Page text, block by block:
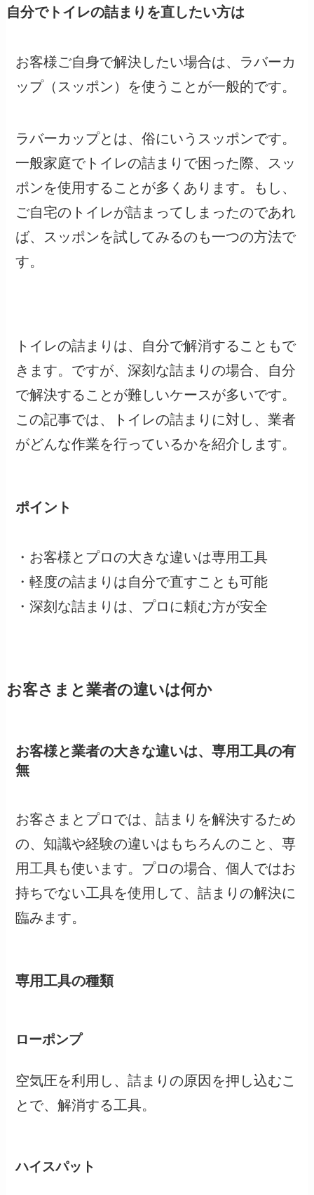
自分でトイレの詰まりを直したい方は
お客様ご自身で解決したい場合は、ラバーカ
ップ（スッポン）を使うことが一般的です。
ラバーカップとは、俗にいうスッポンです。
一般家庭でトイレの詰まりで困った際、スッ
ポンを使用することが多くあります。もし、
ご自宅のトイレが詰まってしまったのであれ
ば、スッポンを試してみるのも一つの方法で
す。
トイレの詰まりは、自分で解消することもで
きます。ですが、深刻な詰まりの場合、自分
で解決することが難しいケースが多いです。
この記事では、トイレの詰まりに対し、業者
がどんな作業を行っているかを紹介します。
ポイント
・お客様とプロの大きな違いは専用工具
・軽度の詰まりは自分で直すことも可能
・深刻な詰まりは、プロに頼む方が安全
お客さまと業者の違いは何か
お客様と業者の大きな違いは、専用工具の有
無
お客さまとプロでは、詰まりを解決するため
の、知識や経験の違いはもちろんのこと、専
用工具も使います。プロの場合、個人ではお
持ちでない工具を使用して、詰まりの解決に
臨みます。
専用工具の種類
ローポンプ
空気圧を利用し、詰まりの原因を押し込むこ
とで、解消する工具。
ハイスパット